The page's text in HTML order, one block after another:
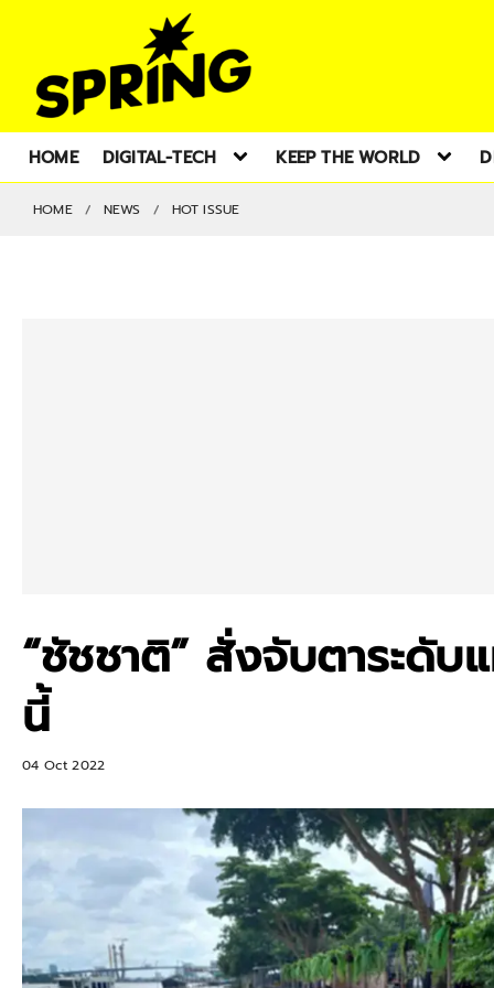
HOME DIGITAL-TECH KEEP THE WORLD
HOME NEWS HOT ISSUE
“ชัชชาติ” สั่งจับตาระดับ
นี้
04 Oct 2022